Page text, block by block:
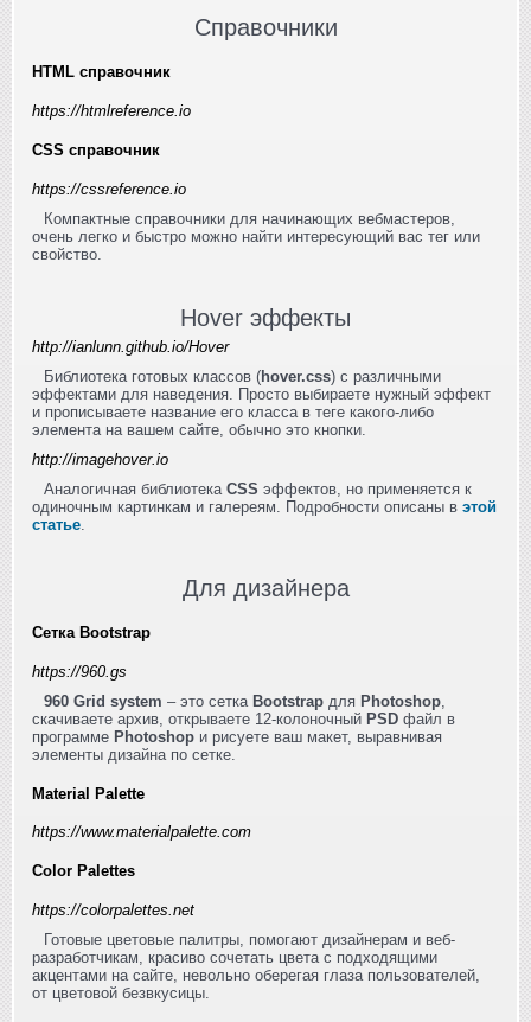
Справочники
HTML справочник
https://htmlreference.io
CSS справочник
https://cssreference.io
Компактные справочники для начинающих вебмастеров,
очень легко и быстро можно найти интересующий вас тег или
свойство.
Hover эффекты
http://ianlunn.github.io/Hover
Библиотека готовых классов (hover.css) с различными
эффектами для наведения. Просто выбираете нужный эффект
и прописываете название его класса в теге какого-либо
элемента на вашем сайте, обычно это кнопки.
http://imagehover.io
Аналогичная библиотека CSS эффектов, но применяется к
одиночным картинкам и галереям. Подробности описаны в этой
статье
Для дизайнера
Сетка Bootstrap
https://960.gs
960 Grid system – это сетка Bootstrap для Photoshop
скачиваете архив, открываете 12-колоночный PSD файл в
программе Photoshop и рисуете ваш макет, выравнивая
элементы дизайна по сетке.
Material Palette
https://www.materialpalette.com
Color Palettes
https://colorpalettes.net
Готовые цветовые палитры, помогают дизайнерам и веб-
разработчикам, красиво сочетать цвета с подходящими
акцентами на сайте, невольно оберегая глаза пользователей,
от цветовой безвкусицы.